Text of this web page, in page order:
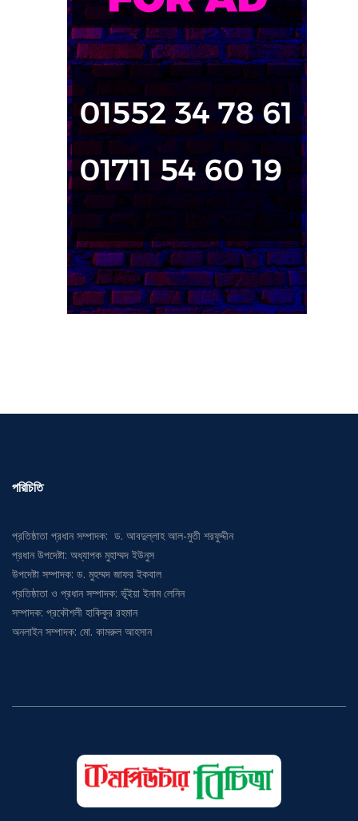
পরিচিতি
প্রতিষ্ঠাতা প্রধান সম্পাদক: ড. আবদুল্লাহ আল-মুতী শরফুদ্দীন
প্রধান উপদেষ্টা: অধ্যাপক মুহাম্মদ ইউনুস
উপদেষ্টা সম্পাদক: ড. মুহম্মদ জাফর ইকবাল
প্রতিষ্ঠাতা ও প্রধান সম্পাদক: ভূঁইয়া ইনাম লেনিন
সম্পাদক: প্রকৌশলী হাকিকুর রহমান
অনলাইন সম্পাদক: মো. কামরুল আহসান